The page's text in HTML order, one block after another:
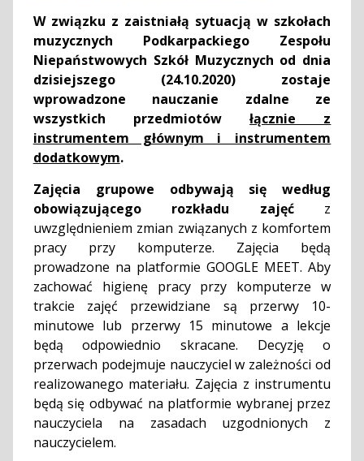
W związku z zaistniałą sytuacją w szkołach
muzycznych Podkarpackiego Zespołu
Niepaństwowych Szkół Muzycznych od dnia
dzisiejszego (24.10.2020) zostaje
wprowadzone nauczanie zdalne ze
wszystkich przedmiotówłącznie z
instrumentem głównym i instrumentem
dodatkowym.
Zajęcia grupowe odbywają się według
obowiązującego rozkładu zajęćz
uwzględnieniem zmian związanych z komfortem
pracy przy komputerze. Zajęcia będą
prowadzone na platformie GOOGLE MEET. Aby
zachować higienę pracy przy komputerze w
trakcie zajęć przewidziane są przerwy 10-
minutowe lub przerwy 15 minutowe a lekcje
będą odpowiednio skracane. Decyzję o
przerwach podejmuje nauczyciel w zależności od
realizowanego materiału. Zajęcia z instrumentu
będą się odbywać na platformie wybranej przez
nauczyciela na zasadach uzgodnionych z
nauczycielem.